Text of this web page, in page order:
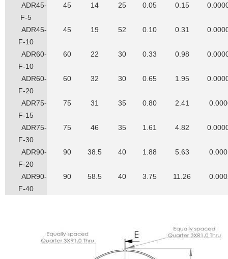
ADR45-
F-5
45 14 25 0.05 0.15
ADR45-
F-10
45 19 52 0.10 0.31
ADR60-
F-10
60 22 30 0.33 0.98
ADR60-
F-20
60 32 30 0.65 1.95
ADR75-
F-15
75 31 35 0.80 2.41
ADR75-
F-30
75 46 35 1.61 4.82
ADR90-
F-20
90 38.5 40 1.88 5.63
ADR90-
F-40
90 58.5 40 3.75 11.26